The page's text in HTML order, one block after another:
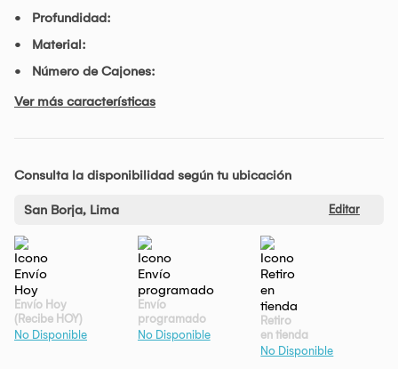
Profundidad:
Material:
Número de Cajones:
Ver más características
Consulta la disponibilidad según tu ubicación
San Borja, Lima Editar
Envío Hoy
(Recibe HOY)
No Disponible
Envío
programado
No Disponible
Retiro
en tienda
No Disponible